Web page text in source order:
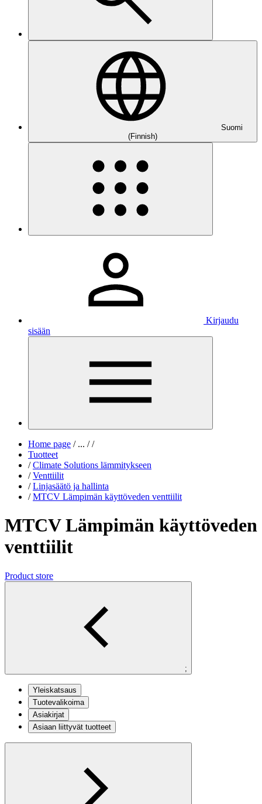
Suomi
(Finnish)
Kirjaudu
sisään
Home page /... / /
Tuotteet
/ Climate Solutions lämmitykseen
/ Venttiilit
/ Linjasäätö ja hallinta
/ MTCV Lämpimän käyttöveden venttiilit
MTCV Lämpimän käyttöveden
venttiilit
Product store
;
Yleiskatsaus
Tuotevalikoima
Asiakirjat
Asiaan liittyvät tuotteet